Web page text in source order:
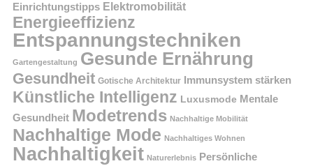
Einrichtungstipps Elektromobilität
Energieeffizienz
Entspannungstechniken
Gartengestaltung Gesunde Ernährung
Gesundheit Gotische Architektur Immunsystem stärken
Künstliche Intelligenz Luxusmode Mentale
Gesundheit Modetrends Nachhaltige Mobilität
Nachhaltige Mode Nachhaltiges Wohnen
Nachhaltigkeit Naturerlebnis Persönliche